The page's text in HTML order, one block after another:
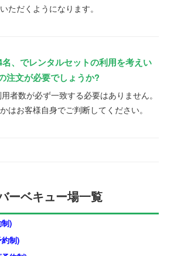
ただくようになります。
、でレンタルセットの利用を考えい
注文が必要でしょうか?
者数が必ず一致する必要はありません。
はお客様自身でご判断してください。
ーベキュー場一覧
)
制)